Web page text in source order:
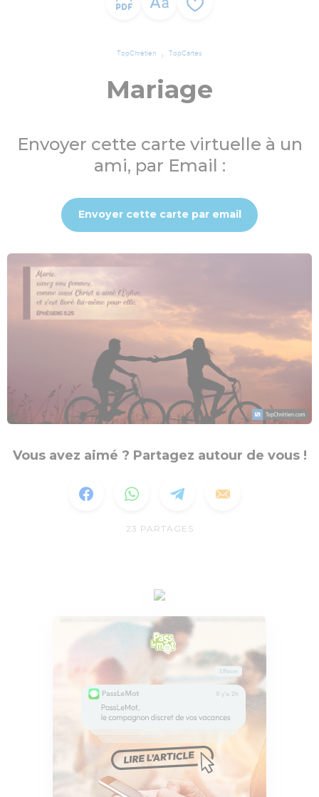
TopChrétien TopCartes
Mariage
Envoyer cette carte virtuelle à un
ami, par Email :
Envoyer cette carte par email
Vous avez aimé ? Partagez autour de vous !
23 PARTAGES